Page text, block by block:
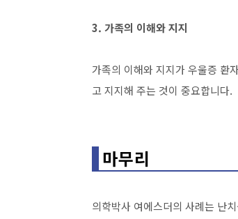
3. 가족의 이해와 지지
가족의 이해와 지지가 우울증 환
고 지지해 주는 것이 중요합니다.
마무리
의학박사 여에스더의 사례는 난